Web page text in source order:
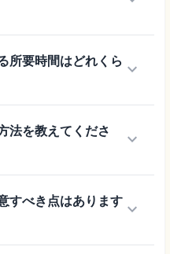
所要時間はどれくら keyboard_arrow_down
法を教えてくださ
keyboard_arrow_down
すべき点はあります keyboard_arrow_down